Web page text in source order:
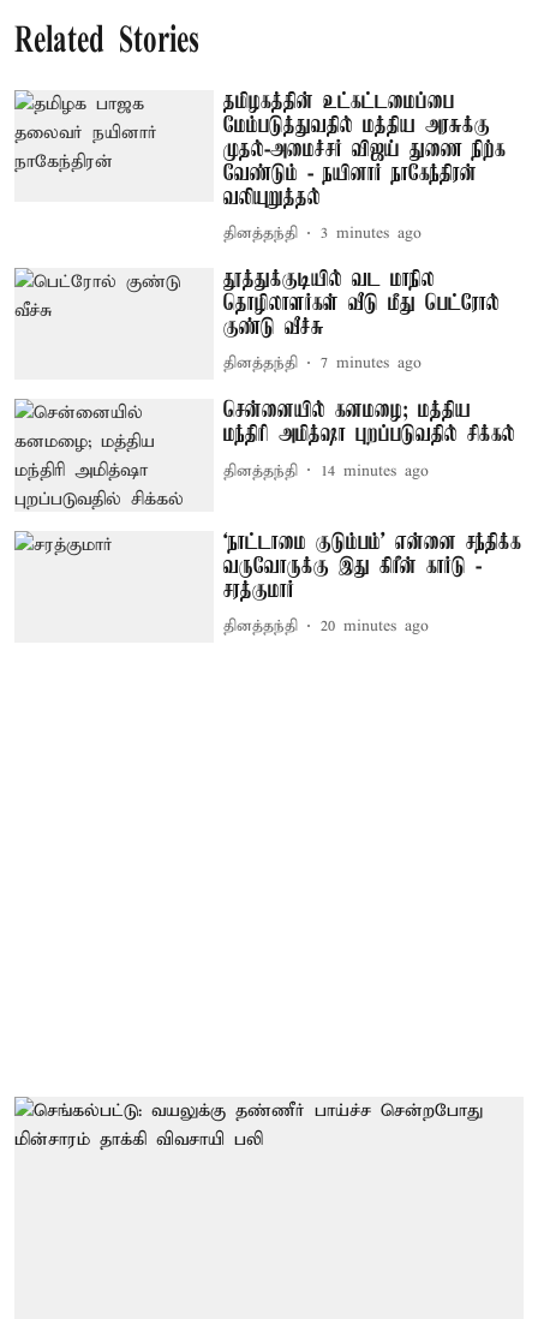
Related Stories
தமிழகத்தின் உட்கட்டமைப்பை
மேம்படுத்துவதில் மத்திய அரசுக்கு
முதல்-அமைச்சர் விஜய் துணை நிற்க
வேண்டும் - நயினார் நாகேந்திரன்
வலியுறுத்தல்
தினத்தந்தி 3 minutes ago
தூத்துக்குடியில் வட மாநில
தொழிலாளர்கள் வீடு மீது பெட்ரோல்
குண்டு வீச்சு
தினத்தந்தி 7 minutes ago
சென்னையில் கனமழை; மத்திய
மந்திரி அமித்ஷா புறப்படுவதில் சிக்கல்
தினத்தந்தி 14 minutes ago
‘நாட்டாமை குடும்பம்’ என்னை சந்திக்க
வருவோருக்கு இது கிரீன் கார்டு -
சரத்குமார்
தினத்தந்தி 20 minutes ago